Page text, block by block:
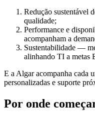
Redução sustentável
qualidade;
Performance e
acompanham a
Sustentabilidade —
alinhando TI a metas
E a Algar acompanha cada
personalizadas e suporte
Por onde